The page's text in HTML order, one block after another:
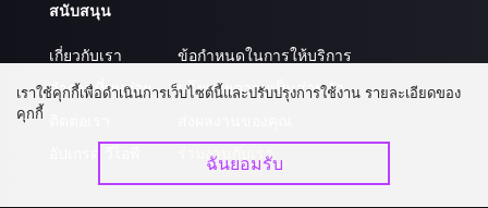
สนับสนุน
เกี่ยวกับเรา
คำถามที่พบบ่อย
ข้อกำหนดในการให้บริการ
นโยบายความเป็นส่วนตัว
ร่วมงานกับเรา
เราใช้คุกกี้เพื่อดำเนินการเว็บไซต์นี้และปรับปรุงการใช้งาน รายละเอียดของ
คุกกี้
ฉันยอมรับ